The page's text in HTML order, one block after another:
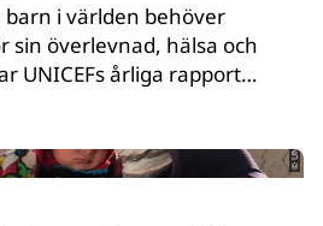
i världen behöver
sin överlevnad, hälsa och
UNICEFs årliga rapport
for Children. Samtidigt
till humanitära insatser